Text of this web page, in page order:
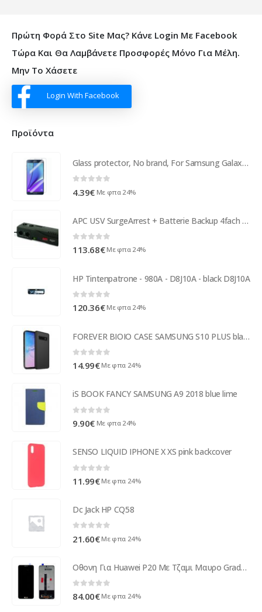
Πρώτη Φορά Στο Site Μας? Κάνε Login Με Facebook
Τώρα Και Θα Λαμβάνετε Προσφορές Μόνο Για Μέλη.
Μην Το Χάσετε
Login With Facebook
Προϊόντα
Glass protector, No brand, For Samsung Galaxy Note 4, 0.3mm, Transparent - 52127
4.39€ Με φπα 24%
APC USV SurgeArrest + Batterie Backup 4fach Schu.ko 325VA retail BE325-GR
0 out of 5
113.68€ Με φπα 24%
HP Tintenpatrone - 980A - D8J10A - black D8J10A
0 out of 5
120.36€ Με φπα 24%
FOREVER BIOIO CASE SAMSUNG S10 PLUS black backcover
0 out of 5
14.99€ Με φπα 24%
iS BOOK FANCY SAMSUNG A9 2018 blue lime
0 out of 5
9.90€ Με φπα 24%
SENSO LIQUID IPHONE X XS pink backcover
11.99€ Με φπα 24%
Dc Jack HP CQ58
21.60€ Με φπα 24%
Οθονη Για Huawei P20 Με Τζαμι Μαυρο Grade A
0 out of 5
84.00€ Με φπα 24%